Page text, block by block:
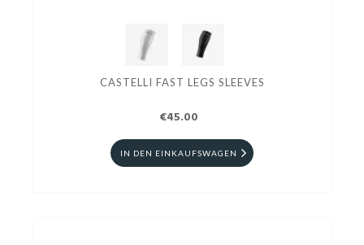
CASTELLI FAST LEGS SLEEVES
€45.00
IN DEN EINKAUFSWAGEN